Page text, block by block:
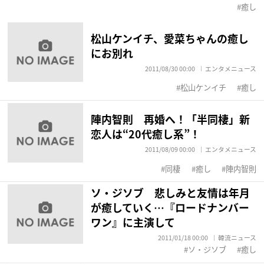
癒し
松山ケンイチ、愛菜ちゃんの癒し
にお別れ
2011/08/30 00:00 エンタメニュース
松山ケンイチ 癒し
陣内智則 再婚へ！「半同棲」新
恋人は“20代癒し系”！
2011/08/09 00:00 エンタメニュース
同棲 癒し 陣内智則
ソ・ジソブ 悲しみと友情は年月
が癒していく…『ロードナンバー
ワン』に主演して
2011/01/18 00:00 韓流ニュース
ソ・ジソブ 癒し